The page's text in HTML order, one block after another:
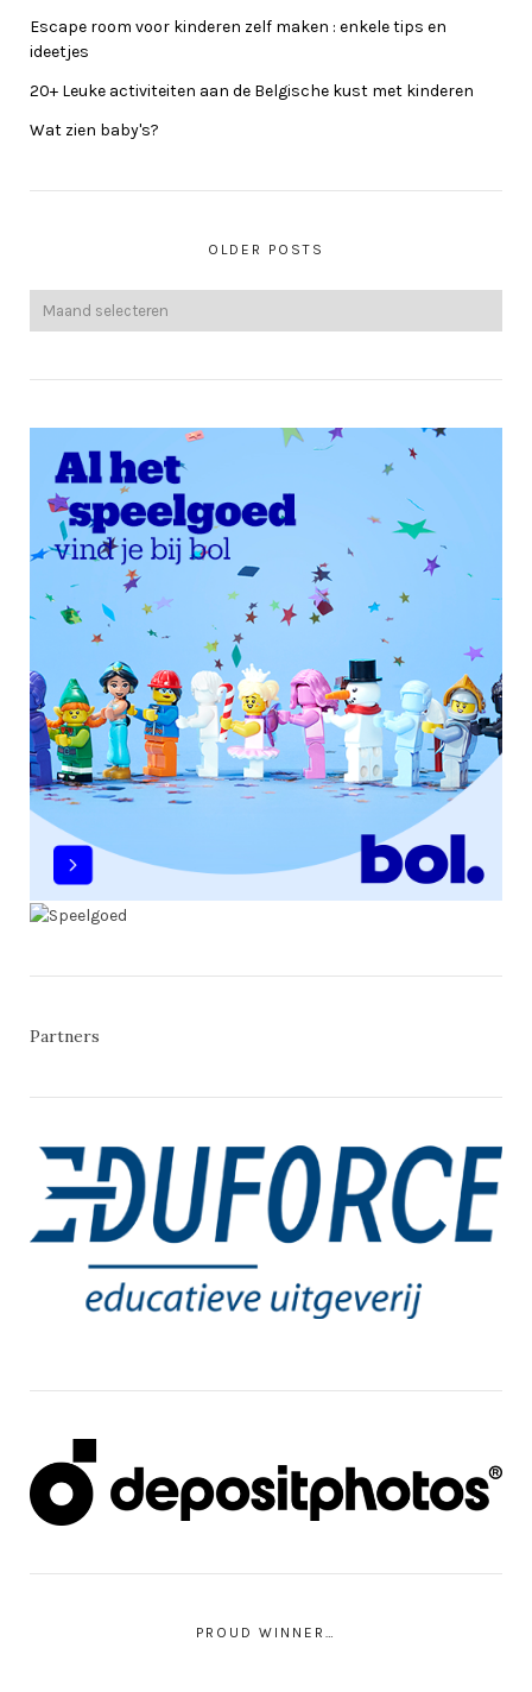
Escape room voor kinderen zelf maken : enkele tips en
ideetjes
20+ Leuke activiteiten aan de Belgische kust met kinderen
Wat zien baby's?
OLDER POSTS
Partners
PROUD WINNER…